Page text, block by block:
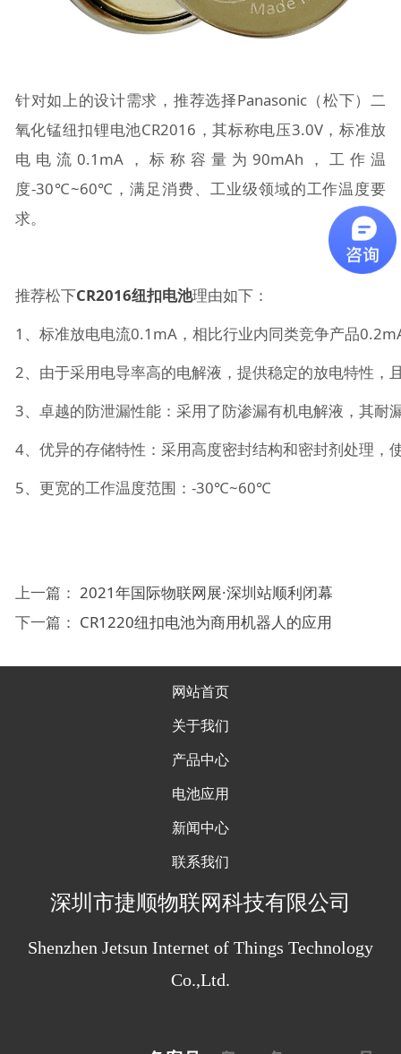
针对如上的设计需求，推荐选择Panasonic（松下）二
氧化锰纽扣锂电池CR2016，其标称电压3.0V，标准放
电电流0.1mA，标称容量为90mAh，工作温
度-30℃~60℃，满足消费、工业级领域的工作温度要
求。
推荐松下CR2016纽扣电池理由如下：
1、标准放电电流0.1mA，相比行业内同类竞争产品
2、由于采用电导率高的电解液，提供稳定的放电特性，
3、卓越的防泄漏性能：采用了防渗漏有机电解液，其耐
4、优异的存储特性：采用高度密封结构和密封剂处理
5、更宽的工作温度范围：-30℃~60℃
上一篇： 2021年国际物联网展·深圳站顺利闭幕
下一篇： CR1220纽扣电池为商用机器人的应用
网站首页
关于我们
产品中心
电池应用
新闻中心
联系我们
深圳 市捷顺物联网科技有限公司
Shenzhen Jetsun Internet of Things Technology
Co.,Ltd.